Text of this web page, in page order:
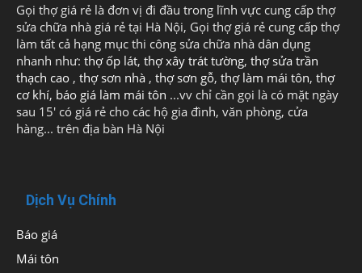
Gọi thợ giá rẻ là đơn vị đi đầu trong lĩnh vực cung cấp thợ
sửa chữa nhà giá rẻ tại Hà Nội, Gọi thợ giá rẻ cung cấp thợ
làm tất cả hạng mục thi công sửa chữa nhà dân dụng
nhanh như: thợ ốp lát, thợ xây trát tường, thợ sửa trần
thạch cao , thợ sơn nhà , thợ sơn gỗ, thợ làm mái tôn, thợ
cơ khí, báo giá làm mái tôn ...vv chỉ cần gọi là có mặt ngày
sau 15' có giá rẻ cho các hộ gia đình, văn phòng, cửa
hàng... trên địa bàn Hà Nội
Dịch Vụ Chính
Báo giá
Mái tôn